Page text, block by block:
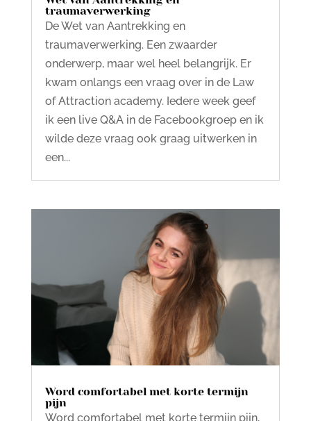
traumaverwerking
De Wet van Aantrekking en
traumaverwerking. Een zwaarder
onderwerp, maar wel heel belangrijk. Er
kwam onlangs een vraag over in de Law
of Attraction academy. Iedere week geef
ik een live Q&A in de Facebookgroep en ik
wilde deze vraag ook graag uitwerken in
een...
Word comfortabel met korte termijn
pijn
Word comfortabel met korte termijn pijn,